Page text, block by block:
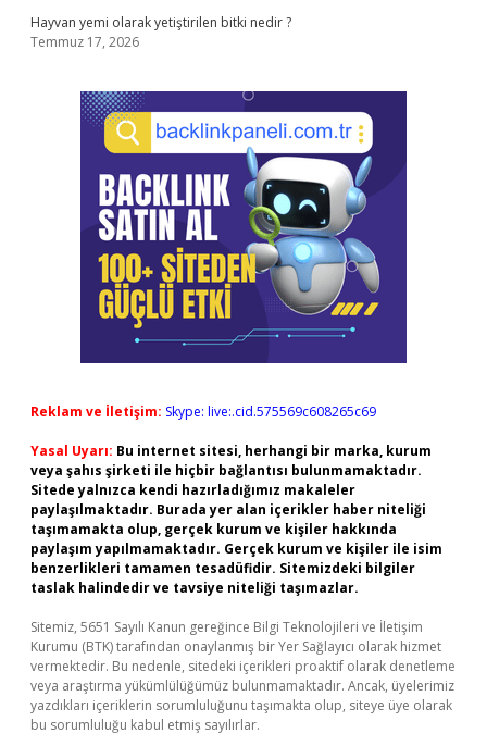
Hayvan yemi olarak yetiştirilen bitki nedir ?
Temmuz 17, 2026
Reklam ve İletişim: Skype: live:.cid.575569c608265c69
Yasal Uyarı: Bu internet sitesi, herhangi bir marka, kurum
veya şahıs şirketi ile hiçbir bağlantısı bulunmamaktadır.
Sitede yalnızca kendi hazırladığımız makaleler
paylaşılmaktadır. Burada yer alan içerikler haber niteliği
taşımamakta olup, gerçek kurum ve kişiler hakkında
paylaşım yapılmamaktadır. Gerçek kurum ve kişiler ile isim
benzerlikleri tamamen tesadüfidir. Sitemizdeki bilgiler
taslak halindedir ve tavsiye niteliği taşımazlar.
Sitemiz, 5651 Sayılı Kanun gereğince Bilgi Teknolojileri ve İletişim
Kurumu (BTK) tarafından onaylanmış bir Yer Sağlayıcı olarak hizmet
vermektedir. Bu nedenle, sitedeki içerikleri proaktif olarak denetleme
veya araştırma yükümlülüğümüz bulunmamaktadır. Ancak, üyelerimiz
yazdıkları içeriklerin sorumluluğunu taşımakta olup, siteye üye olarak
bu sorumluluğu kabul etmiş sayılırlar.